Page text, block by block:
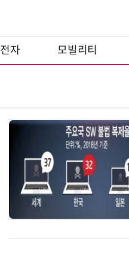
전자 모빌리티